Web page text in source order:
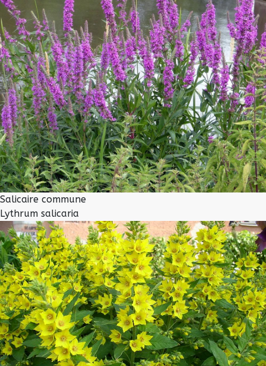
Salicaire commune
Lythrum salicaria